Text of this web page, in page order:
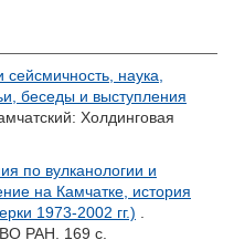
сейсмичность, наука,
беседы и выступления
Холдинговая
по вулканологии и
на Камчатке, история
1973-2002 гг.)
РАН. 169 с.